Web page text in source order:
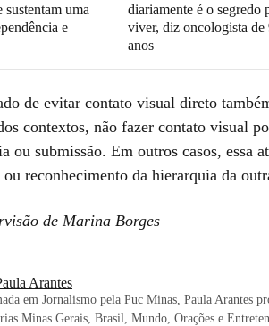
uma
e
diariamente é o segredo
viver, diz oncologista de
anos
de evitar contato visual direto
contextos, não fazer contato visual
ou submissão. Em outros casos, essa
reconhecimento da hierarquia da
de Marina Borges
Arantes
em Jornalismo pela Puc Minas, Paula Arantes
Minas Gerais, Brasil, Mundo, Orações e